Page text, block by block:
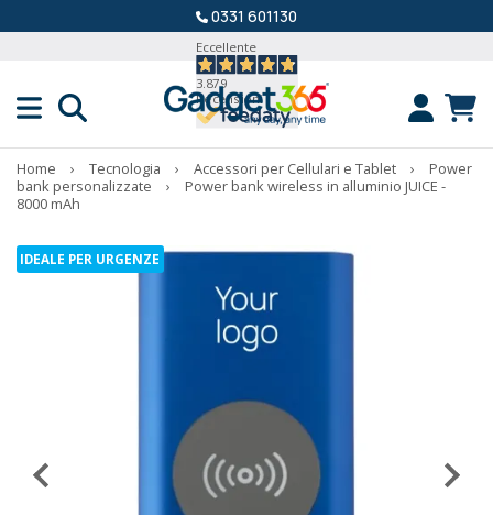
0331 601130
Eccellente
3.879
Recensioni
Home › Tecnologia › Accessori per Cellulari e Tablet ›
Power
bank personalizzate
›
Power bank wireless in alluminio JUICE -
8000 mAh
IDEALE PER URGENZE